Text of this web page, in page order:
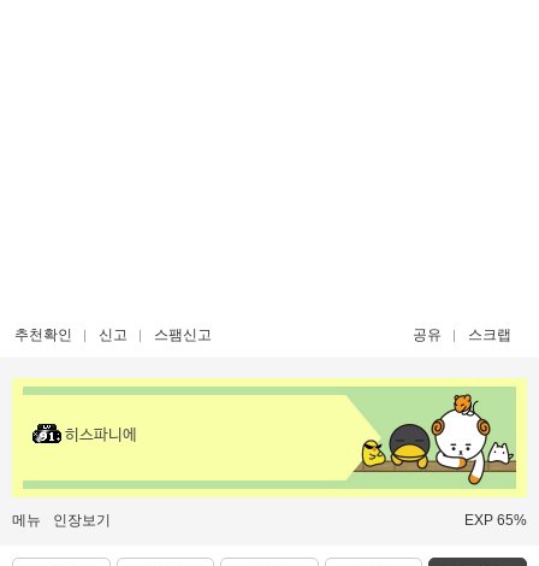
추천확인 신고 스팸신고 공유 스크랩
히스파니에
메뉴 인장보기 EXP 65%